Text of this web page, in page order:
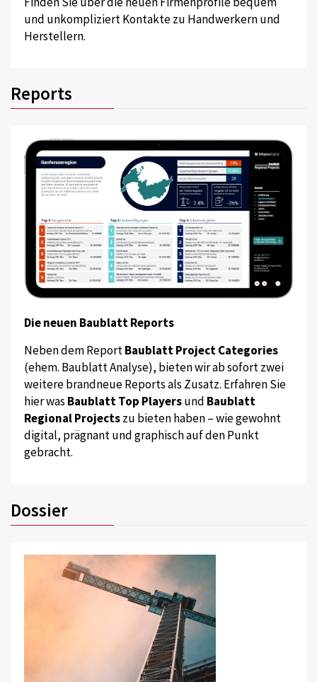
und unkompliziert Kontakte zu Handwerkern und
Herstellern.
Reports
Die neuen Baublatt Reports
Neben dem ReportBaublatt Project Categories
(ehem. Baublatt Analyse), bieten wir ab sofort zwei
weitere brandneue Reports als Zusatz. Erfahren Sie
hier was Baublatt Top Playersund Baublatt
Regional Projectszu bieten haben – wie gewohnt
digital, prägnant und graphisch auf den Punkt
gebracht.
Dossier